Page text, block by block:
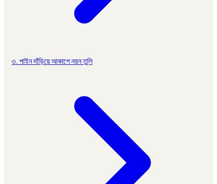
৩. পাইন দাঁড়িয়ে আকাশে নয়ন তুলি